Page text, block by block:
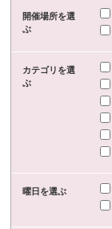
開催場所を選
ぶ
カテゴリを選
ぶ
曜日を選ぶ